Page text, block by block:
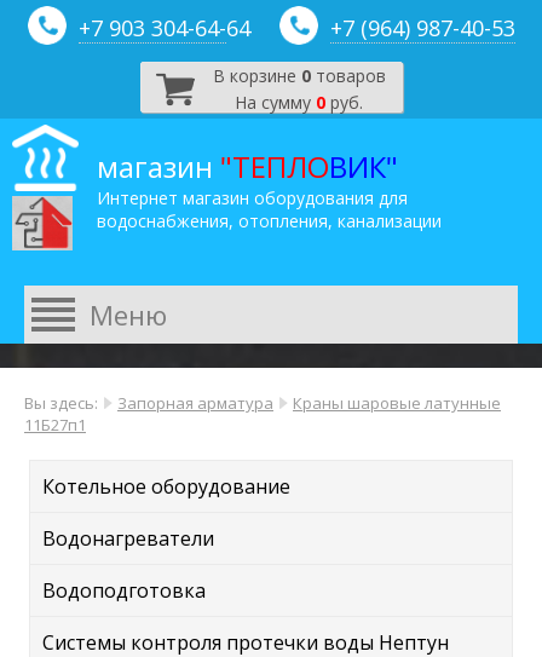
+7 903 304-64-64 +7 (964) 987-40-53
В корзине 0товаров
На сумму 0 руб.
магазин "ТЕПЛОВИК"
Интернет магазин оборудования для
водоснабжения, отопления, канализации
Вы здесь: Запорная арматура
Краны шаровые латунные
11Б27п1
Котельное оборудование
Водонагреватели
Водоподготовка
Системы контроля протечки воды Нептун